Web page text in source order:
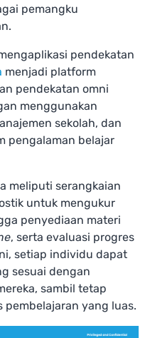
pemangku
pendekatan
menjadi platform
pendekatan omni
menggunakan
sekolah, dan
pengalaman belajar
meliputi serangkaian
untuk mengukur
penyediaan materi
, serta evaluasi progres
setiap individu dapat
sesuai dengan
sambil tetap
yang luas.